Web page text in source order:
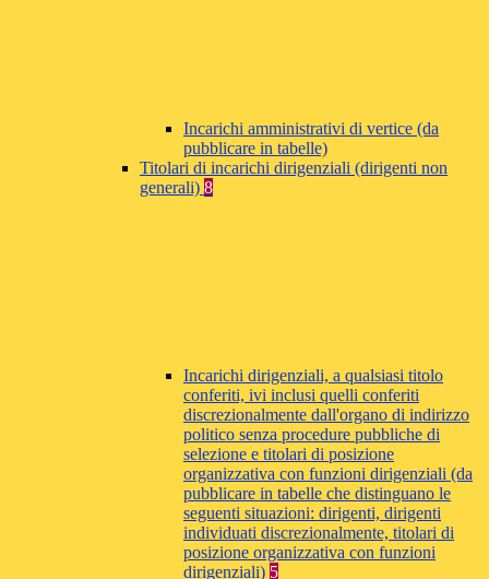
Incarichi amministrativi di vertice (da
pubblicare in tabelle)
Titolari di incarichi dirigenziali (dirigenti non
generali) 8
Incarichi dirigenziali, a qualsiasi titolo
conferiti, ivi inclusi quelli conferiti
discrezionalmente dall'organo di indirizzo
politico senza procedure pubbliche di
selezione e titolari di posizione
organizzativa con funzioni dirigenziali (da
pubblicare in tabelle che distinguano le
seguenti situazioni: dirigenti, dirigenti
individuati discrezionalmente, titolari di
posizione organizzativa con funzioni
dirigenziali) 5